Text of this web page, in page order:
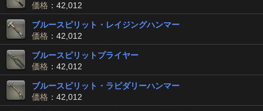
価格 ：42,012
ブルースピリット・レイジングハンマー
価格 ：42,012
ブルースピリットプライヤー
価格 ：42,012
ブルースピリット・ラピダリーハンマー
価格 ：42,012